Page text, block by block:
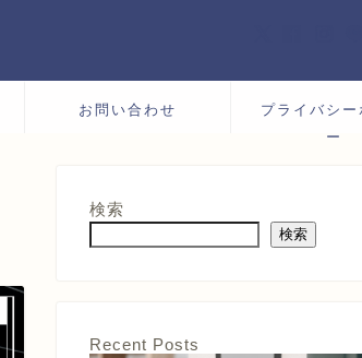
お問い合わせ
プライバシー
ー
検索
検索
Recent Posts